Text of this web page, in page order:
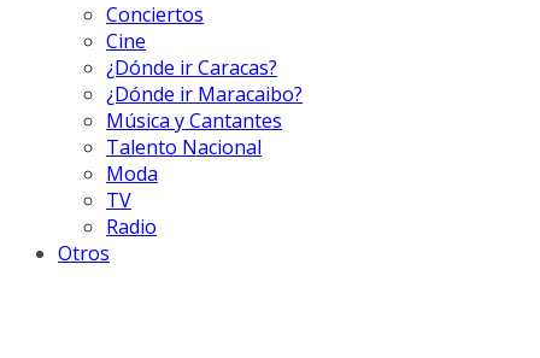
Conciertos
Cine
¿Dónde ir Caracas?
¿Dónde ir Maracaibo?
Música y Cantantes
Talento Nacional
Moda
TV
Radio
Otros